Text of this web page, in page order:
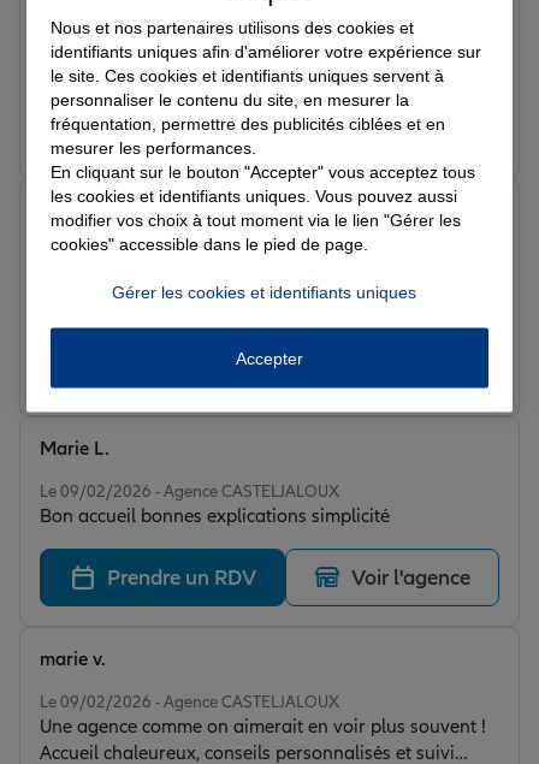
Note de 5 sur 5
Le 18/02/2026 - Agence CASTELJALOUX
Équipe très professionnelle !
Prendre un RDV Voir l'agence
Le 18/02/2026 - Agence CASTELJALOUX
écoute et très efficace.... très bon accueil....merci
simone s.
Prendre un RDV
Le 09/02/2026 - Agence CASTELJALOUX
Bon accueil bonnes explications simplicité
Marie L.
Prendre un RDV Voir l'agence
Le 09/02/2026 - Agence CASTELJALOUX
Une agence comme on aimerait en voir plus souvent !
Accueil chaleureux, conseils personnalisés et suivi
marie v.
Nous et nos partenaires utilisons des cookies et
identifiants uniques afin d'améliorer votre expérience sur
le site. Ces cookies et identifiants uniques servent à
personnaliser le contenu du site, en mesurer la
fréquentation, permettre des publicités ciblées et en
mesurer les performances.
En cliquant sur le bouton "Accepter" vous acceptez tous
les cookies et identifiants uniques. Vous pouvez aussi
modifier vos choix à tout moment via le lien "Gérer les
cookies" accessible dans le pied de page.
Gérer les cookies et identifiants uniques
Accepter